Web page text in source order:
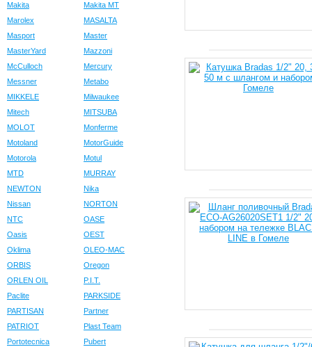
Makita
Makita MT
Marolex
MASALTA
Masport
Master
MasterYard
Mazzoni
McCulloch
Mercury
Messner
Metabo
MIKKELE
Milwaukee
Mitech
MITSUBA
MOLOT
Monferme
Motoland
MotorGuide
Motorola
Motul
MTD
MURRAY
NEWTON
Nika
Nissan
NORTON
NTC
OASE
Oasis
OEST
Oklima
OLEO-MAC
ORBIS
Oregon
ORLEN OIL
P.I.T.
Paclite
PARKSIDE
PARTISAN
Partner
PATRIOT
Plast Team
Portotecnica
Pubert